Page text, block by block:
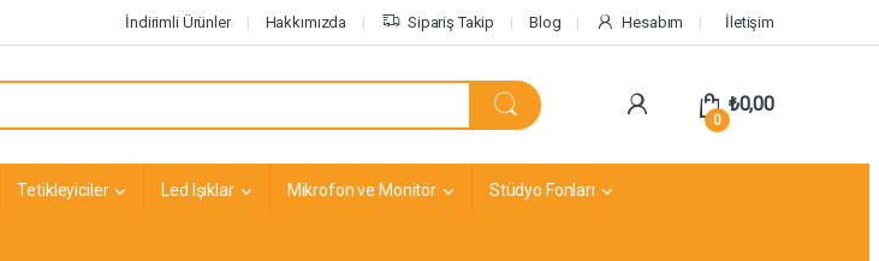
İndirimli Ürünler Hakkımızda Sipariş Takip Blog Hesabım İletişim
0
₺0,00
Tetikleyiciler Led Işıklar Mikrofon ve Monitör Stüdyo Fonları